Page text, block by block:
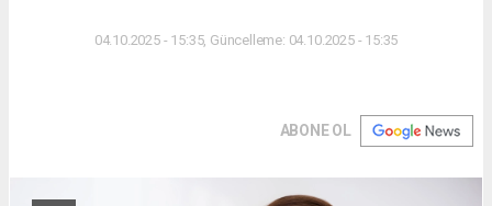
04.10.2025 - 15:35, Güncelleme: 04.10.2025 - 15:35
ABONE OL